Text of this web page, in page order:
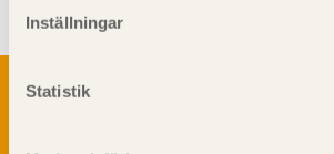
Inställningar
Statistik
Skogsbruk